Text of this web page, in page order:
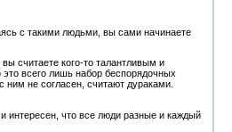
с такими людьми, вы сами начинаете
считаете кого-то талантливым и
всего лишь набор беспорядочных
ним не согласен, считают дураками.
интересен, что все люди разные и каждый